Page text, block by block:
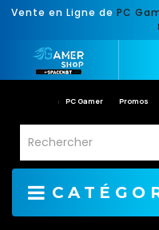
Vente en Ligne de PC
PC Gamer Promos